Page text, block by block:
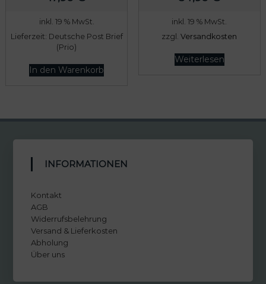
inkl. 19 % MwSt.
Lieferzeit: Deutsche Post Brief
(Prio)
In den Warenkorb
inkl. 19 % MwSt.
zzgl.Versandkosten
Weiterlesen
INFORMATIONEN
Kontakt
AGB
Widerrufsbelehrung
Versand & Lieferkosten
Abholung
Über uns